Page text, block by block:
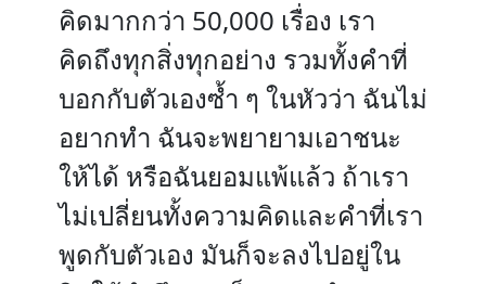
คิดมากกว่า 50,000 เรื่อง เรา
คิดถึงทุกสิ่งทุกอย่าง รวมทั้งคำที่
บอกกับตัวเองซ้ำ ๆ ในหัวว่า ฉันไม่
อยากทำ ฉันจะพยายามเอาชนะ
ให้ได้ หรือฉันยอมแพ้แล้ว ถ้าเรา
ไม่เปลี่ยนทั้งความคิดและคำที่เรา
พูดกับตัวเอง มันก็จะลงไปอยู่ใน